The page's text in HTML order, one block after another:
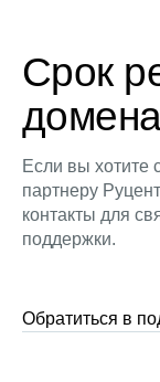
Срок
Если вы хотите
партнеру
контакты для
поддержки.
Обратиться в